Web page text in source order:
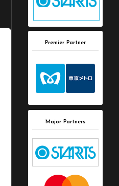
Premier Partner
Major Partners